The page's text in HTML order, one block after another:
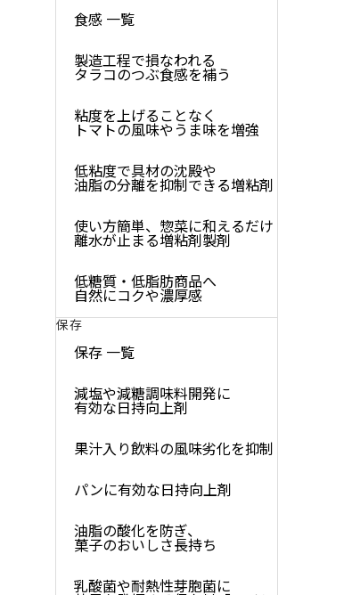
食感 一覧
製造工程で損なわれる
タラコのつぶ食感を補う
粘度を上げることなく
トマトの風味やうま味を増強
低粘度で具材の沈殿や
油脂の分離を抑制できる増粘剤
使い方簡単、惣菜に和えるだけ
離水が止まる増粘剤製剤
低糖質・低脂肪商品へ
自然にコクや濃厚感
保存
保存 一覧
減塩や減糖調味料開発に
有効な日持向上剤
果汁入り飲料の風味劣化を抑制
パンに有効な日持向上剤
油脂の酸化を防ぎ、
菓子のおいしさ長持ち
乳酸菌や耐熱性芽胞菌に